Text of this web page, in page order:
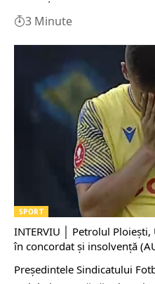
3 Minute
SPORT
INTERVIU │ Petrolul
în concordat și insolvență
Președintele Sindicatului